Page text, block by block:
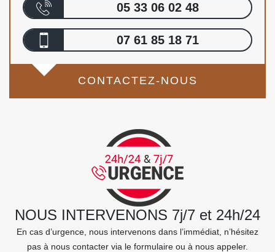
05 33 06 02 48
07 61 85 18 71
CONTACTEZ-NOUS
NOUS INTERVENONS 7j/7 et 24h/24
En cas d’urgence, nous intervenons dans l’immédiat, n’hésitez
pas à nous contacter via le formulaire ou à nous appeler.